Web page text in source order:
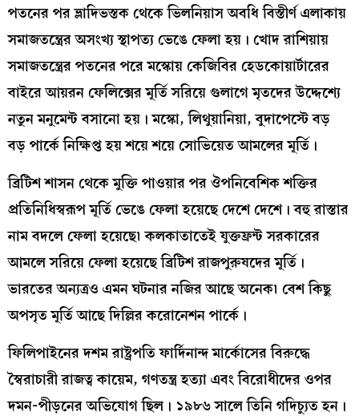
পতনের পর ভ্লাদিভস্তক থেকে ভিলনিয়াস অবধি বিস্তীর্ণ এলাকায়
সমাজতন্ত্রের অসংখ্য স্থাপত্য ভেঙে ফেলা হয়। খোদ রাশিয়ায়
সমাজতন্ত্রের পতনের পরে মস্কোয় কেজিবির হেডকোয়ার্টারের
বাইরে আয়রন ফেলিক্সের মূর্তি সরিয়ে গুলাগে মৃতদের উদ্দেশ্যে
নতুন মনুমেন্ট বসানো হয়। মস্কো, লিথুয়ানিয়া, বুদাপেস্টে বড়
বড় পার্কে নিক্ষিপ্ত হয় শয়ে শয়ে সোভিয়েত আমলের মূর্তি।
ব্রিটিশ শাসন থেকে মুক্তি পাওয়ার পর ঔপনিবেশিক শক্তির
প্রতিনিধিস্বরূপ মূর্তি ভেঙে ফেলা হয়েছে দেশে দেশে। বহু রাস্তার
নাম বদলে ফেলা হয়েছে৷ কলকাতাতেই যুক্তফ্রন্ট সরকারের
আমলে সরিয়ে ফেলা হয়েছে ব্রিটিশ রাজপুরুষদের মূর্তি।
ভারতের অন্যত্রও এমন ঘটনার নজির আছে অনেক৷ বেশ কিছু
অপসৃত মূর্তি আছে দিল্লির করোনেশন পার্কে।
ফিলিপাইনের দশম রাষ্ট্রপতি ফার্দিনান্দ মার্কোসের বিরুদ্ধে
স্বৈরাচারী রাজত্ব কায়েম, গণতন্ত্র হত্যা এবং বিরোধীদের ওপর
দমন-পীড়নের অভিযোগ ছিল। ১৯৮৬ সালে তিনি গদিচ্যুত হন।